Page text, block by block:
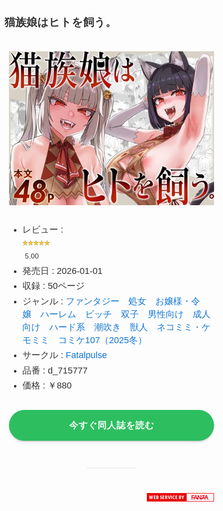
猫族娘はヒトを飼う。
レビュー :
5.00
発売日 : 2026-01-01
収録 : 50ページ
ジャンル : ファンタジー 処女
お嬢様・令
嬢
ハーレム ビッチ 双子 男性向け
成人
向け
ハード系 潮吹き 獣人
ネコミミ・ケ
モミミ
コミケ107（2025冬）
サークル : Fatalpulse
品番 : d_715777
価格 : ￥880
今すぐ同人誌を読む